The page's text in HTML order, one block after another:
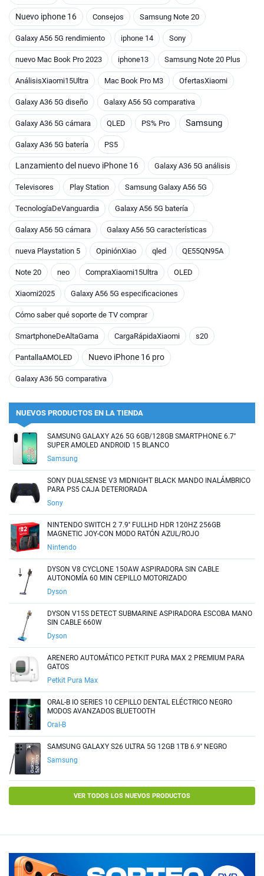
Nuevo iphone 16 Consejos Samsung Note 20
Galaxy A56 5G rendimiento iphone 14 Sony
nuevo Mac Book Pro 2023 iphone13 Samsung Note 20 Plus
AnálisisXiaomi15Ultra Mac Book Pro M3 OfertasXiaomi
Galaxy A36 5G diseño Galaxy A56 5G comparativa
Galaxy A36 5G cámara QLED PS% Pro Samsung
Galaxy A36 5G batería PS5
Lanzamiento del nuevo iPhone 16 Galaxy A36 5G análisis
Televisores Play Station Samsung Galaxy A56 5G
TecnologíaDeVanguardia Galaxy A56 5G batería
Galaxy A56 5G cámara Galaxy A56 5G características
nueva Playstation 5 OpiniónXiao qled QE55QN95A
Note 20 neo CompraXiaomi15Ultra OLED
Xiaomi2025 Galaxy A56 5G especificaciones
Cómo saber qué soporte de TV comprar
SmartphoneDeAltaGama CargaRápidaXiaomi s20
PantallaAMOLED Nuevo iPhone 16 pro
Galaxy A36 5G comparativa
NUEVOS PRODUCTOS EN LA TIENDA
SAMSUNG GALAXY A26 5G 6GB/128GB SMARTPHONE 6.7''
SUPER AMOLED ANDROID 15 BLANCO
Samsung
SONY DUALSENSE V3 MIDNIGHT BLACK MANDO INALÁMBRICO
PARA PS5 CAJA DETERIORADA
Sony
NINTENDO SWITCH 2 7.9'' FULLHD HDR 120HZ 256GB
MAGNETIC JOY-CON MODO RATÓN AZUL/ROJO
Nintendo
DYSON V8 CYCLONE 150AW ASPIRADORA SIN CABLE
AUTONOMÍA 60 MIN CEPILLO MOTORIZADO
Dyson
DYSON V15S DETECT SUBMARINE ASPIRADORA ESCOBA MANO
SIN CABLE 660W
Dyson
ARENERO AUTOMÁTICO PETKIT PURA MAX 2 PREMIUM PARA
GATOS
Petkit Pura Max
ORAL-B IO SERIES 10 CEPILLO DENTAL ELÉCTRICO NEGRO
MODOS AVANZADOS BLUETOOTH
Oral-B
SAMSUNG GALAXY S26 ULTRA 5G 12GB 1TB 6.9'' NEGRO
Samsung
VER TODOS LOS NUEVOS PRODUCTOS